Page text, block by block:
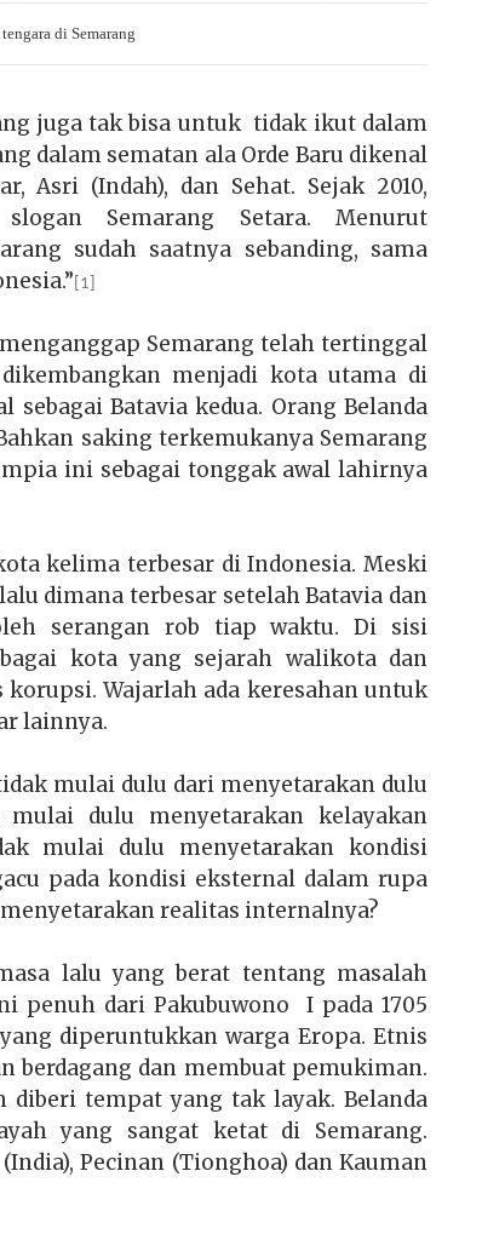
di Semarang
juga tak bisa untuk tidak ikut dalam
dalam sematan ala Orde Baru dikenal
Asri (Indah), dan Sehat. Sejak 2010,
Semarang Setara. Menurut
sudah saatnya sebanding, sama
[1]
Semarang telah tertinggal
menjadi kota utama di
sebagai Batavia kedua. Orang Belanda
saking terkemukanya Semarang
ini sebagai tonggak awal lahirnya
kelima terbesar di Indonesia. Meski
dimana terbesar setelah Batavia dan
serangan rob tiap waktu. Di sisi
kota yang sejarah walikota dan
Wajarlah ada keresahan untuk
lainnya.
mulai dulu dari menyetarakan dulu
mulai dulu menyetarakan kelayakan
mulai dulu menyetarakan kondisi
pada kondisi eksternal dalam rupa
realitas internalnya?
lalu yang berat tentang masalah
penuh dari Pakubuwono I pada 1705
diperuntukkan warga Eropa. Etnis
berdagang dan membuat pemukiman.
tempat yang tak layak. Belanda
yang sangat ketat di Semarang.
Pecinan (Tionghoa) dan Kauman